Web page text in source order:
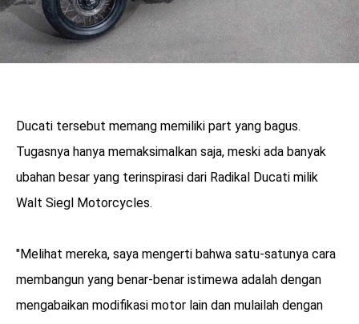
Ducati tersebut memang memiliki part yang bagus.
Tugasnya hanya memaksimalkan saja, meski ada banyak
ubahan besar yang terinspirasi dari Radikal Ducati milik
Walt Siegl Motorcycles.
"Melihat mereka, saya mengerti bahwa satu-satunya cara
membangun yang benar-benar istimewa adalah dengan
mengabaikan modifikasi motor lain dan mulailah dengan